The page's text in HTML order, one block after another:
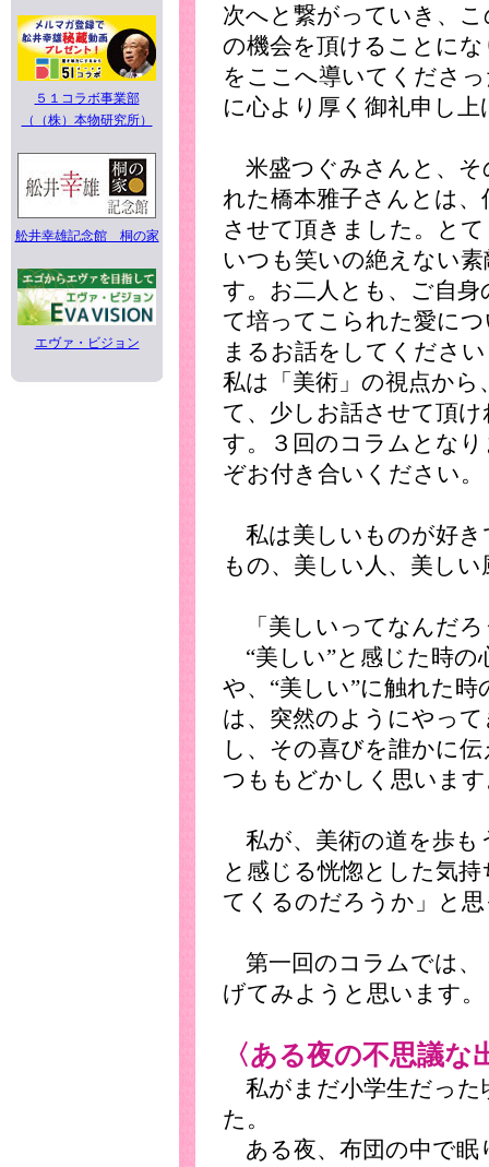
５１コラボ事業部
（（株）本物研究所）
舩井幸雄記念館 桐の家
エヴァ・ビジョン
次へと繋がっていき、
の機会を頂けることに
をここへ導いてくださ
に心より厚く御礼申し上
米盛つぐみさんと、そ
れた橋本雅子さんとは、
させて頂きました。と
いつも笑いの絶えない
す。お二人とも、ご自身
て培ってこられた愛に
まるお話をしてくださ
私は「美術」の視点から
て、少しお話させて頂
す。３回のコラムとな
ぞお付き合いください。
私は美しいものが好き
もの、美しい人、美し
「美しいってなんだろ
“美しい”と感じた時の
や、“美しい”に触れた時
は、突然のようにやっ
し、その喜びを誰かに
つももどかしく思いま
私が、美術の道を歩も
と感じる恍惚とした気
てくるのだろうか」と
第一回のコラムでは、
げてみようと思います。
〈ある夜の不思議な
私がまだ小学生だった
た。
ある夜、布団の中で眠